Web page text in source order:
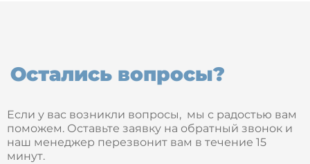
Остались вопросы?
Если у вас возникли вопросы, мы с радостью вам
поможем. Оставьте заявку на обратный звонок и
наш менеджер перезвонит вам в течение 15
минут.